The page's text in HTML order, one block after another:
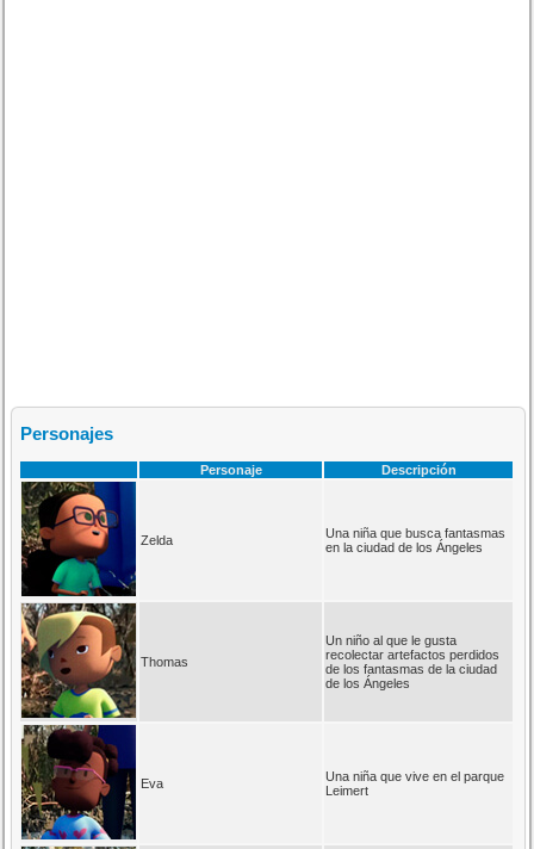
Personajes
Personaje Descripción
Zelda
Una niña que busca fantasmas
en la ciudad de los Ángeles
Thomas
Un niño al que le gusta
recolectar artefactos perdidos
de los fantasmas de la ciudad
de los Ángeles
Eva
Una niña que vive en el parque
Leimert